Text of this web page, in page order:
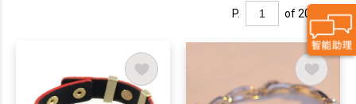
P. of 20